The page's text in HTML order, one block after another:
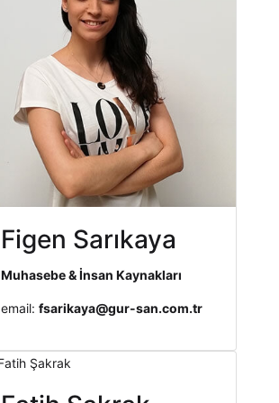
Figen Sarıkaya
Muhasebe & İnsan Kaynakları
email: fsarikaya@gur-san.com.tr